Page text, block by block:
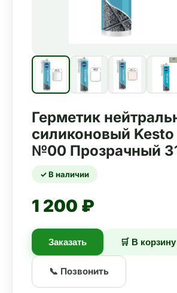
Герметик
силиконовый
№00 Прозрачный
✓ В наличии
1 200 ₽
Заказать 🛒 В корзину
📞 Позвонить